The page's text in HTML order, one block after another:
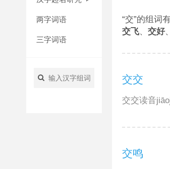
两字词语
三字词语
“交”的组词
交飞、 交好、
交交
交交读音
交鸣